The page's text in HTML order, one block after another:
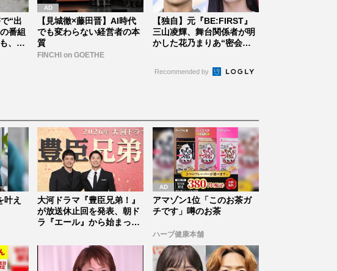
“出
番組
、ネ
【見城徹×藤田晋】AI時代
でも変わらない経営者の本
質
FINCHI on GOETHE
【独自】元『BE:FIRST』
三山凌輝、舞台関係者が明
かした花乃まりあ“密会報
Recommended by
叶え
大河ドラマ『豊臣兄弟！』
が放送休止回を発表、朝ド
ラ『エール』から始まった
アマゾン1位「このお茶ガ
チです」噂のお茶
ハーブ健康本舗